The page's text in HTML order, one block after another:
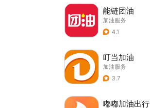
能链团油
加油服务
4.1
叮当加油
加油服务
3.7
嘟嘟加油出行